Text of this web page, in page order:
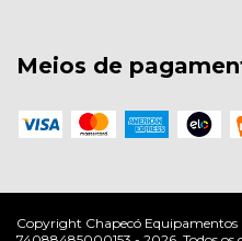
Meios de
Copyright Chapecó Equipamentos